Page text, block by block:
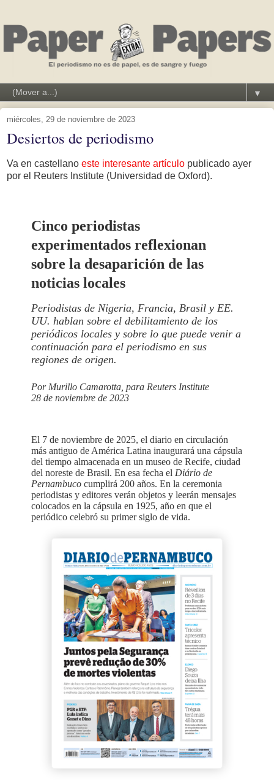
▼
miércoles, 29 de noviembre de 2023
Desiertos de periodismo
Va en castellano este interesante artículo publicado ayer
por el Reuters Institute (Universidad de Oxford).
Cinco periodistas
experimentados reflexionan
sobre la desaparición de las
noticias locales
Periodistas de Nigeria, Francia, Brasil y EE.
UU. hablan sobre el debilitamiento de los
periódicos locales y sobre lo que puede venir a
continuación para el periodismo en sus
regiones de origen.
Por Murillo Camarotta, para Reuters Institute
28 de noviembre de 2023
El 7 de noviembre de 2025, el diario en circulación
más antiguo de América Latina inaugurará una cápsula
del tiempo almacenada en un museo de Recife, ciudad
del noreste de Brasil. En esa fecha el Diário de
Pernambuco cumplirá 200 años. En la ceremonia
periodistas y editores verán objetos y leerán mensajes
colocados en la cápsula en 1925, año en que el
periódico celebró su primer siglo de vida.